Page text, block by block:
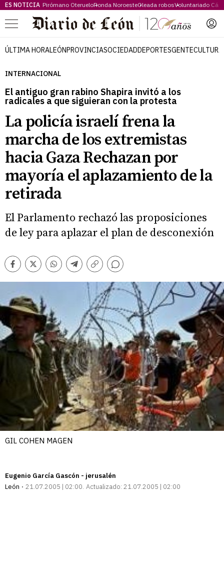
ES NOTICIA Pirómano OterueloRonda NoroesteOleada robosVoluntariado
Menú
ÚLTIMA HORALEÓNPROVINCIASOCIEDADDEPORTESGENTECULTURA
INTERNACIONAL
El antiguo gran rabino Shapira invitó a los
radicales a que siguieran con la protesta
La policía israelí frena la
marcha de los extremistas
hacia Gaza Rechazan por
mayoría el aplazamiento de la
retirada
El Parlamento rechazó las proposiciones
de ley para aplazar el plan de desconexión
Facebook
TwitterWhatsappTelegram
Copiar
Comentarios
GIL COHEN MAGEN
Eugenio García Gascón - jerusalén
León
21.07.2005 | 02:00 Actualizado: 21.07.2005 | 02:00